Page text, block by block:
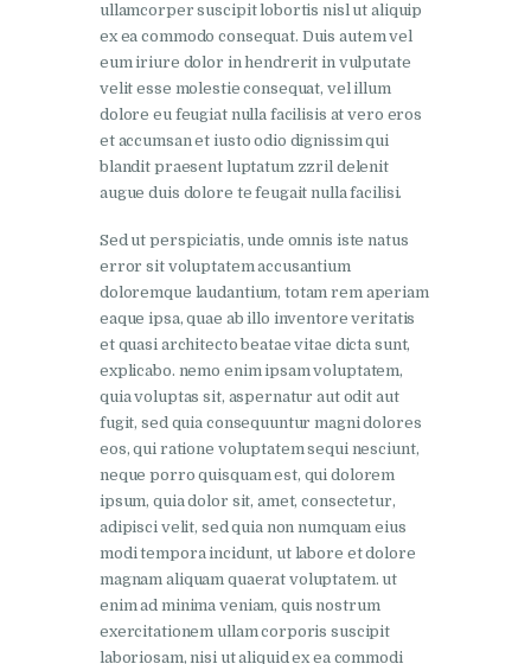
ullamcorper suscipit lobortis nisl ut aliquip
ex ea commodo consequat. Duis autem vel
eum iriure dolor in hendrerit in vulputate
velit esse molestie consequat, vel illum
dolore eu feugiat nulla facilisis at vero eros
et accumsan et iusto odio dignissim qui
blandit praesent luptatum zzril delenit
augue duis dolore te feugait nulla facilisi.
Sed ut perspiciatis, unde omnis iste natus
error sit voluptatem accusantium
doloremque laudantium, totam rem aperiam
eaque ipsa, quae ab illo inventore veritatis
et quasi architecto beatae vitae dicta sunt,
explicabo. nemo enim ipsam voluptatem,
quia voluptas sit, aspernatur aut odit aut
fugit, sed quia consequuntur magni dolores
eos, qui ratione voluptatem sequi nesciunt,
neque porro quisquam est, qui dolorem
ipsum, quia dolor sit, amet, consectetur,
adipisci velit, sed quia non numquam eius
modi tempora incidunt, ut labore et dolore
magnam aliquam quaerat voluptatem. ut
enim ad minima veniam, quis nostrum
exercitationem ullam corporis suscipit
laboriosam, nisi ut aliquid ex ea commodi